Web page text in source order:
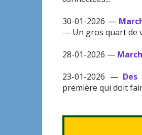
30-01-2026 —
— Un gros quart de
28-01-2026 —
23-01-2026 —
première qui doit